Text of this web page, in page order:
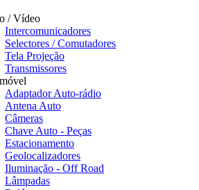
/ Vídeo
Intercomunicadores
Selectores / Comutadores
Tela Projeção
Transmissores
Adaptador Auto-rádio
Antena Auto
Câmeras
Chave Auto - Peças
Estacionamento
Geolocalizadores
Iluminação - Off Road
Lâmpadas